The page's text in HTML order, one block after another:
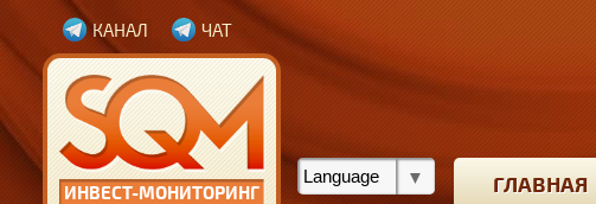
ИНВЕСТ-МОНИТОРИНГ
КАНАЛ ЧАТ
ГЛАВНАЯ